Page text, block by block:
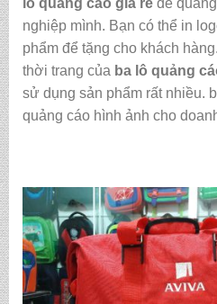
lô quảng cáo giá rẻ để
nghiệp mình. Bạn có thể in
phẩm để tặng cho khách
thời trang của ba lô quảng
sử dụng sản phẩm rất nhiều.
quảng cáo hình ảnh cho